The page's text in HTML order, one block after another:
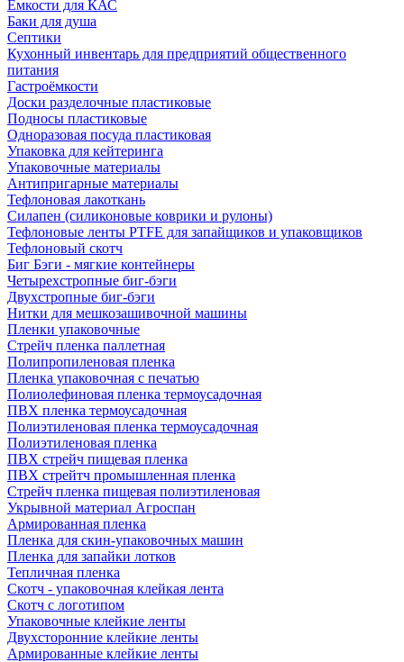
Ёмкости для КАС
Баки для душа
Септики
Кухонный инвентарь для предприятий общественного
питания
Гастроёмкости
Доски разделочные пластиковые
Подносы пластиковые
Одноразовая посуда пластиковая
Упаковка для кейтеринга
Упаковочные материалы
Антипригарные материалы
Тефлоновая лакоткань
Силапен (силиконовые коврики и рулоны)
Тефлоновые ленты PTFE для запайщиков и упаковщиков
Тефлоновый скотч
Биг Бэги - мягкие контейнеры
Четырехстропные биг-бэги
Двухстропные биг-бэги
Нитки для мешкозашивочной машины
Пленки упаковочные
Стрейч пленка паллетная
Полипропиленовая пленка
Пленка упаковочная с печатью
Полиолефиновая пленка термоусадочная
ПВХ пленка термоусадочная
Полиэтиленовая пленка термоусадочная
Полиэтиленовая пленка
ПВХ стрейч пищевая пленка
ПВХ стрейтч промышленная пленка
Стрейч пленка пищевая полиэтиленовая
Укрывной материал Агроспан
Армированная пленка
Пленка для скин-упаковочных машин
Пленка для запайки лотков
Тепличная пленка
Скотч - упаковочная клейкая лента
Скотч с логотипом
Упаковочные клейкие ленты
Двухсторонние клейкие ленты
Армированные клейкие ленты